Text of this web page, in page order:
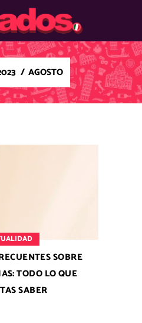
/ AGOSTO
SOBRE
TODO LO QUE
SABER